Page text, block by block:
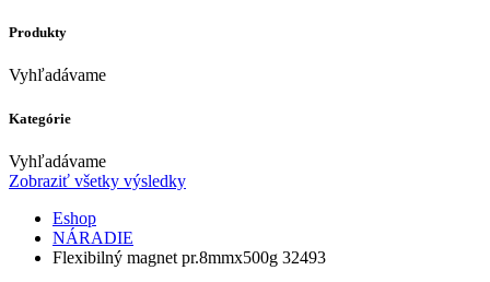
Produkty
Vyhľadávame
Kategórie
Vyhľadávame
Zobraziť všetky výsledky
Eshop
NÁRADIE
Flexibilný magnet pr.8mmx500g 32493